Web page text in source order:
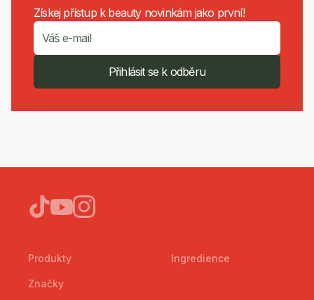
Získej přístup k beauty novinkám jako první!
Přihlásit se k odběru
Produkty
Značky
Ingredience